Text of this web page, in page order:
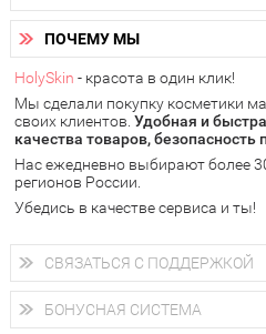
получить заказ в пунктах выдачи
самовывоза.
В 20 городах России доставка
следующий день.
у Вас всегда есть
доставку от HolySkin.
подробнее об условиях
Вы можете оплатить свой заказ
наличными деньгами (
через интернет-банк (Альфа-
электронными способами.
ПОЧЕМУ МЫ
HolySkin - красота в один клик!
Мы сделали покупку косметики
своих клиентов. Удобная и
качества товаров, безопасность
Нас ежедневно выбирают более
регионов России.
Убедись в качестве сервиса и ты!
СВЯЗАТЬСЯ С ПОДДЕРЖКОЙ
+7 (800) 707-24-55
Мы будем рады ответить на все
магазина, проконсультировать
БОНУСНАЯ СИСТЕМА